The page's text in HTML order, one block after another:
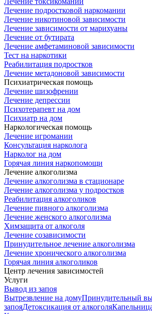
Лечение подростковой наркомании
Лечение никотиновой зависимости
Лечение зависимости от марихуаны
Лечение от бутирата
Лечение амфетаминовой зависимости
Тест на наркотики
Реабилитация подростков
Лечение метадоновой зависимости
Психиатрическая помощь
Лечение шизофрении
Лечение депрессии
Психотерапевт на дом
Психиатр на дом
Наркологическая помощь
Лечение игромании
Консультация нарколога
Нарколог на дом
Горячая линия наркопомощи
Лечение алкоголизма
Лечение алкоголизма в стационаре
Лечение алкоголизма у подростков
Реабилитация алкоголиков
Лечение пивного алкоголизма
Лечение женского алкоголизма
Химзащита от алкоголя
Лечение созависимости
Принудительное лечение алкоголизма
Лечение хронического алкоголизма
Горячая линия алкоголиков
Центр лечения зависимостей
Услуги
Вывод из запоя
Вытрезвление на домуПринудительный
запояДетоксикация от алкоголя